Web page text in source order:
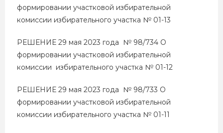
формировании участковой избирательной
комиссии избирательного участка № 01-13
РЕШЕНИЕ 29 мая 2023 года № 98/734 О
формировании участковой избирательной
комиссии избирательного участка № 01-12
РЕШЕНИЕ 29 мая 2023 года № 98/733 О
формировании участковой избирательной
комиссии избирательного участка № 01-11